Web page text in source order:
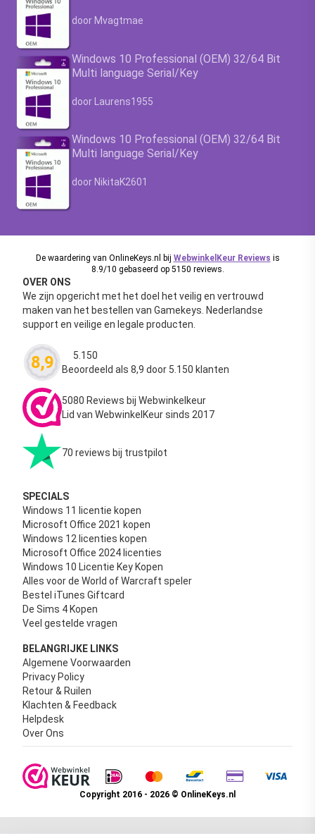
Waardering4.63
door Mvagtmae
Windows 10 Professional (OEM) 32/64 Bit
Multi language Serial/Key
Waardering4.63uit 5
door Laurens1955
Windows 10 Professional (OEM) 32/64 Bit
Multi language Serial/Key
Waardering4.63
door NikitaK2601
De waardering van OnlineKeys.nl bij WebwinkelKeur Reviews is
8.9/10 gebaseerd op 5150 reviews.
OVER ONS
We zijn opgericht met het doel het veilig en vertrouwd
maken van het bestellen van Gamekeys. Nederlandse
support en veilige en legale producten.
8,9 Waardering
5.150
Beoordeeld als 8,9 door 5.150 klanten
5080 Reviews bij Webwinkelkeur
Lid van WebwinkelKeur sinds 2017
70 reviews bij trustpilot
SPECIALS
Windows 11 licentie kopen
Microsoft Office 2021 kopen
Windows 12 licenties kopen
Microsoft Office 2024 licenties
Windows 10 Licentie Key Kopen
Alles voor de World of Warcraft speler
Bestel iTunes Giftcard
De Sims 4 Kopen
Veel gestelde vragen
BELANGRIJKE LINKS
Algemene Voorwaarden
Privacy Policy
Retour & Ruilen
Klachten & Feedback
Helpdesk
Over Ons
Copyright 2016 - 2026 © OnlineKeys.nl